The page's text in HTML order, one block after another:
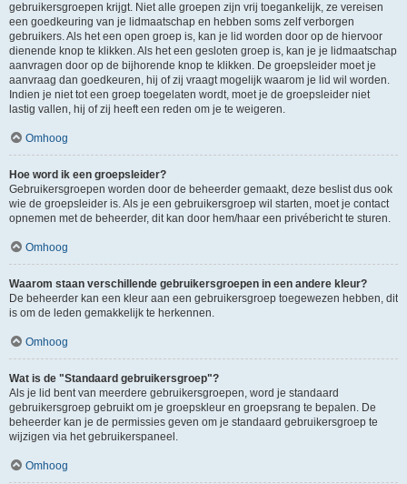
gebruikersgroepen krijgt. Niet alle groepen zijn vrij toegankelijk, ze vereisen
een goedkeuring van je lidmaatschap en hebben soms zelf verborgen
gebruikers. Als het een open groep is, kan je lid worden door op de hiervoor
dienende knop te klikken. Als het een gesloten groep is, kan je je lidmaatschap
aanvragen door op de bijhorende knop te klikken. De groepsleider moet je
aanvraag dan goedkeuren, hij of zij vraagt mogelijk waarom je lid wil worden.
Indien je niet tot een groep toegelaten wordt, moet je de groepsleider niet
lastig vallen, hij of zij heeft een reden om je te weigeren.
Omhoog
Hoe word ik een groepsleider?
Gebruikersgroepen worden door de beheerder gemaakt, deze beslist dus ook
wie de groepsleider is. Als je een gebruikersgroep wil starten, moet je contact
opnemen met de beheerder, dit kan door hem/haar een privébericht te sturen.
Omhoog
Waarom staan verschillende gebruikersgroepen in een andere kleur?
De beheerder kan een kleur aan een gebruikersgroep toegewezen hebben, dit
is om de leden gemakkelijk te herkennen.
Omhoog
Wat is de "Standaard gebruikersgroep"?
Als je lid bent van meerdere gebruikersgroepen, word je standaard
gebruikersgroep gebruikt om je groepskleur en groepsrang te bepalen. De
beheerder kan je de permissies geven om je standaard gebruikersgroep te
wijzigen via het gebruikerspaneel.
Omhoog